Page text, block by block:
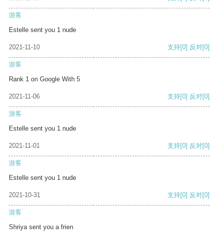
游客
Estelle sent you 1 nude
2021-11-10 支持[0] 反对[0]
游客
Rank 1 on Google With 5
2021-11-06 支持[0] 反对[0]
游客
Estelle sent you 1 nude
2021-11-01 支持[0] 反对[0]
游客
Estelle sent you 1 nude
2021-10-31 支持[0] 反对[0]
游客
Shriya sent you a frien